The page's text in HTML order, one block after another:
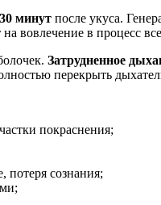
минут после укуса.
вовлечение в процесс
Затрудненное
перекрыть
покраснения;
потеря сознания;